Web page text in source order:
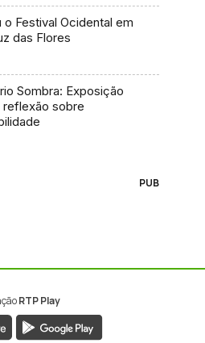
o Festival Ocidental em
das Flores
Sombra: Exposição
sobre
PUB
RTP Play